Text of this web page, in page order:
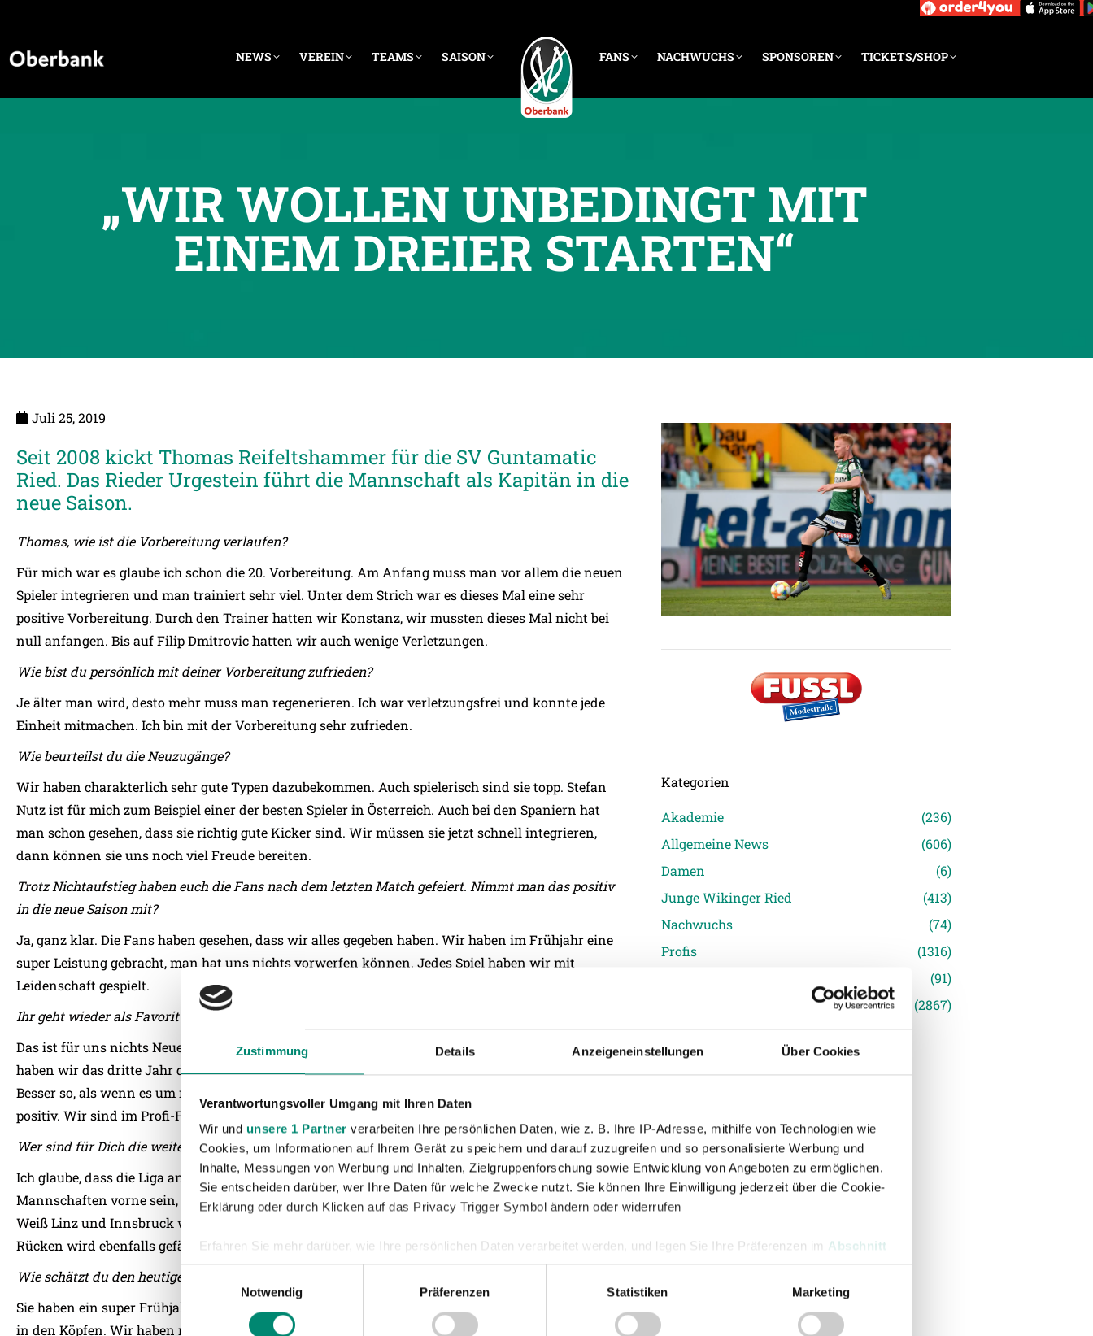
Zustimmung Details Anzeigeneinstellungen Über Cookies
Verantwortungsvoller Umgang mit Ihren Daten
Wir und unsere 1 Partner verarbeiten Ihre persönlichen Daten, wie z. B. Ihre IP-Adresse, mithilfe von Technologien wie
Cookies, um Informationen auf Ihrem Gerät zu speichern und darauf zuzugreifen und so personalisierte Werbung und
Inhalte, Messungen von Werbung und Inhalten, Zielgruppenforschung sowie Entwicklung von Angeboten zu ermöglichen.
Sie entscheiden darüber, wer Ihre Daten für welche Zwecke nutzt. Sie können Ihre Einwilligung jederzeit über die Cookie-
Erklärung oder durch Klicken auf das Privacy Trigger Symbol ändern oder widerrufen
Erfahren Sie mehr darüber, wie Ihre persönlichen Daten verarbeitet werden, und legen Sie Ihre Präferenzen im Abschnitt
Einzelheitenfest.
und die Zugriffe auf unsere Website zu analysieren. Außerdem geben wir Informationen zu Ihrer Verwendung unserer
Einwilligungsauswahl
Notwendig
Präferenzen Statistiken Marketing
NEWS VEREIN TEAMS SAISON FANS NACHWUCHS SPONSOREN TICKETS/SHOP
„WIR WOLLEN UNBEDINGT MIT
EINEM DREIER STARTEN“
Juli 25, 2019
Seit 2008 kickt Thomas Reifeltshammer für die SV Guntamatic
Ried. Das Rieder Urgestein führt die Mannschaft als Kapitän in die
neue Saison.
Thomas, wie ist die Vorbereitung verlaufen?
Für mich war es glaube ich schon die 20. Vorbereitung. Am Anfang muss man vor allem die neuen
Spieler integrieren und man trainiert sehr viel. Unter dem Strich war es dieses Mal eine sehr
positive Vorbereitung. Durch den Trainer hatten wir Konstanz, wir mussten dieses Mal nicht bei
null anfangen. Bis auf Filip Dmitrovic hatten wir auch wenige Verletzungen.
Wie bist du persönlich mit deiner Vorbereitung zufrieden?
Je älter man wird, desto mehr muss man regenerieren. Ich war verletzungsfrei und konnte jede
Einheit mitmachen. Ich bin mit der Vorbereitung sehr zufrieden.
Wie beurteilst du die Neuzugänge?
Wir haben charakterlich sehr gute Typen dazubekommen. Auch spielerisch sind sie topp. Stefan
Nutz ist für mich zum Beispiel einer der besten Spieler in Österreich. Auch bei den Spaniern hat
man schon gesehen, dass sie richtig gute Kicker sind. Wir müssen sie jetzt schnell integrieren,
dann können sie uns noch viel Freude bereiten.
Trotz Nichtaufstieg haben euch die Fans nach dem letzten Match gefeiert. Nimmt man das positiv
in die neue Saison mit?
Ja, ganz klar. Die Fans haben gesehen, dass wir alles gegeben haben. Wir haben im Frühjahr eine
super Leistung gebracht, man hat uns nichts vorwerfen können. Jedes Spiel haben wir mit
Leidenschaft gespielt.
Ihr geht wieder als Favorit in die neue Saison. Wie geht ihr mit diesem Druck um?
Das ist für uns nichts Neues. Wir hatten in der Bundesliga den Druck, nicht abzusteigen. Jetzt
haben wir das dritte Jahr den Druck, dass wir aufsteigen sollen. Das müssen wir annehmen.
Besser so, als wenn es um nichts gehen würde. Wir dürfen das nicht negativ sehen, sondern
positiv. Wir sind im Profi-Fußball.
Wer sind für Dich die weiteren Titelkandidaten?
Ich glaube, dass die Liga an der Spitze heuer ausgeglichener ist. Es werden nicht nur zwei
Mannschaften vorne sein, sondern drei oder vier. Lustenau hat sich super verstärkt. Auch Blau-
Weiß Linz und Innsbruck werden vorne mitspielen. Der GAK mit den Fans und dem Aufstieg im
Rücken wird ebenfalls gefährlich sein.
Wie schätzt du den heutigen Gegner Klagenfurt ein?
Sie haben ein super Frühjahr gespielt. Das Unentschieden aus dem Frühjahr haben wir sicher noch
in den Köpfen. Wir haben noch eine Rechnung mit ihnen offen. Klagenfurt hat eine sehr
Kategorien
Akademie
(236)
Allgemeine News
(606)
Damen
(6)
Junge Wikinger Ried
(413)
Nachwuchs
(74)
Profis
(1316)
(91)
(2867)